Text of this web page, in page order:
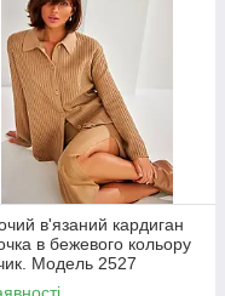
в'язаний кардиган
в бежевого кольору
Модель 2527